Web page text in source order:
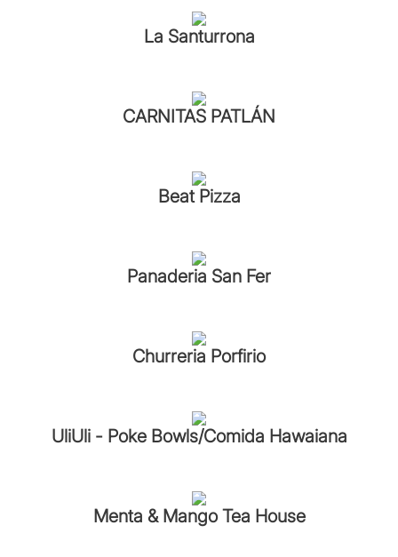
La Santurrona
CARNITAS PATLÁN
Beat Pizza
Panaderia San Fer
Churreria Porfirio
UliUli - Poke Bowls/Comida Hawaiana
Menta & Mango Tea House